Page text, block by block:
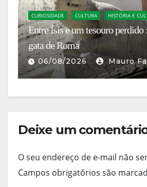
CURIOSIDADE CULTURA HISTÓRIA E
Entre Ísis e um tesouro perdido
gata de Roma
06/08/2026 Mauro
Deixe um
O seu endereço de e-mail não
Campos obrigatórios são